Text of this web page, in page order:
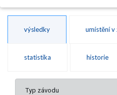
výsledky umístění v
statistika historie
Typ závodu